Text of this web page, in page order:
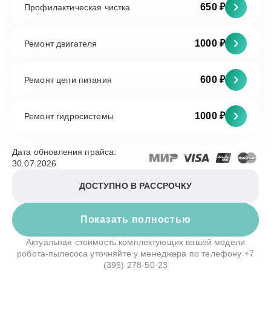
Профилактическая чистка 650 ₽
Ремонт двигателя 1000 ₽
Ремонт цепи питания 600 ₽
Ремонт гидросистемы 1000 ₽
Показать полностью
Дата обновления прайса:
30.07.2026
ДОСТУПНО В РАССРОЧКУ
Актуальная стоимость комплектующих вашей модели
робота-пылесоса уточняйте у менеджера по телефону +7
(395) 278-50-23